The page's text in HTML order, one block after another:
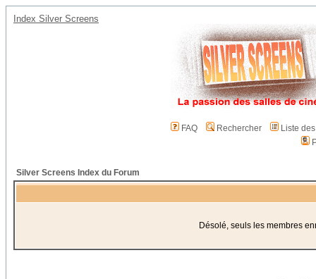
Index Silver Screens
FAQ Rechercher
Liste
Silver Screens Index du Forum
Désolé, seuls les membres